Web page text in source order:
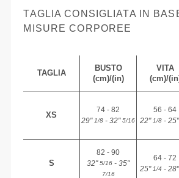
TAGLIA CONSIGLIATA IN
MISURE CORPOREE
TAGLIA
BUSTO
(cm)/(in)
VITA
(cm)/
XS
74 - 82
29"1/8 - 32"5/16
56 - 64
22"1/8 - 25"
S
82 - 90
32"5/16 - 35"
7/16
64 - 72
25"1/4 - 28"